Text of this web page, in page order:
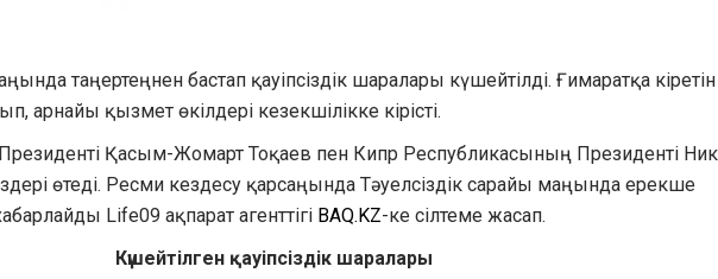
таңертеңнен бастап қауіпсіздік шаралары күшейтілді. Ғимаратқа кіретін
арнайы қызмет өкілдері кезекшілікке кірісті.
Президенті Қасым-Жомарт Тоқаев пен Кипр Республикасының Президенті
өтеді. Ресми кездесу қарсаңында Тәуелсіздік сарайы маңында ерекше
Life09 ақпарат агенттігі BAQ.KZ-ке сілтеме жасап.
Күшейтілген қауіпсіздік шаралары